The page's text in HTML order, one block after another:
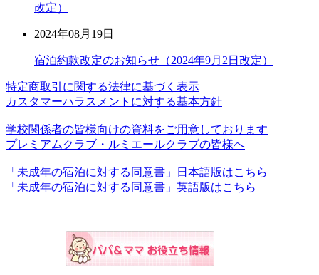
改定）
2024年08月19日
宿泊約款改定のお知らせ（2024年9月2日改定）
特定商取引に関する法律に基づく表示
カスタマーハラスメントに対する基本方針
学校関係者の皆様向けの資料をご用意しております
プレミアムクラブ・ルミエールクラブの皆様へ
「未成年の宿泊に対する同意書」日本語版はこちら
「未成年の宿泊に対する同意書」英語版はこちら